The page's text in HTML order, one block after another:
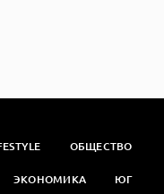
ОБЩЕСТВО
ЭКОНОМИКА ЮГ